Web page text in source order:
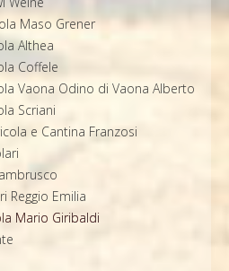
Maso Grener
Althea
Coffele
Vaona Odino di Vaona Alberto
Scriani
e Cantina Franzosi
Reggio Emilia
Mario Giribaldi